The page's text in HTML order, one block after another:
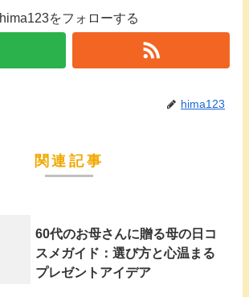
hima123をフォローする
hima123
関連記事
60代のお母さんに贈る母の日コ
スメガイド：選び方と心温まる
プレゼントアイデア